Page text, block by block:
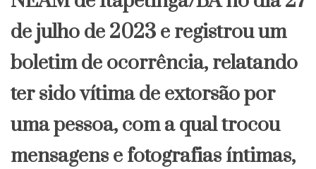
de julho de 2023 e registrou um
boletim de ocorrência, relatando
ter sido vítima de extorsão por
uma pessoa, com a qual trocou
mensagens e fotografias íntimas,